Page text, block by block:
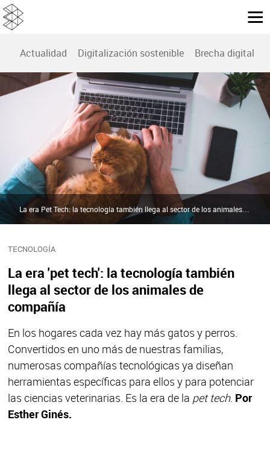
Actualidad Digitalización sostenible Brecha digital
TECNOLOGÍA
La era 'pet tech': la tecnología también
llega al sector de los animales de
compañía
En los hogares cada vez hay más gatos y perros.
Convertidos en uno más de nuestras familias,
numerosas compañías tecnológicas ya diseñan
herramientas específicas para ellos y para potenciar
las ciencias veterinarias. Es la era de la pet tech. Por
Esther Ginés.
La era Pet Tech: la tecnología también llega al sector de los animales de compañía | Shutterstock